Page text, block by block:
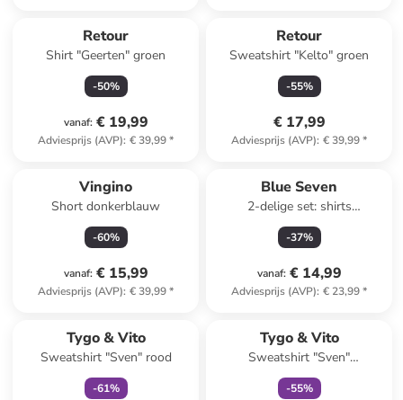
Retour
Shirt "Geerten" groen
-50%
vanaf: € 19,99
Adviesprijs (AVP): € 39,99*
Retour
Sweatshirt "Kelto" groen
-55%
€ 17,99
Adviesprijs (AVP): € 39,99*
Vingino
Short donkerblauw
-60%
vanaf: € 15,99
Adviesprijs (AVP): € 39,99*
Blue Seven
2-delige set: shirts
oranje/donkerblauw
-37%
vanaf: € 14,99
Adviesprijs (AVP): € 23,99*
Tygo & Vito
Sweatshirt "Sven" rood
-61%
Tygo & Vito
Sweatshirt "Sven"
donkerblauw
-55%